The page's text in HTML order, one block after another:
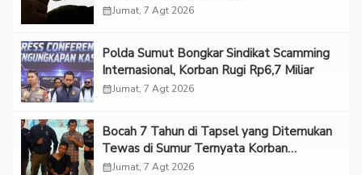
calendar_monthJumat, 7 Agt 2026
Polda Sumut Bongkar Sindikat Scamming
Internasional, Korban Rugi Rp6,7 Miliar
calendar_monthJumat, 7 Agt 2026
Bocah 7 Tahun di Tapsel yang Ditemukan
Tewas di Sumur Ternyata Korban
Kekerasan Seksual
calendar_monthJumat, 7 Agt 2026